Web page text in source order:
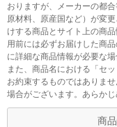
おりますが、メーカーの都
原材料、原産国など）が変
けする商品とサイト上の商
用前には必ずお届けした商
に詳細な商品情報が必要な
また、商品名における「セ
お約束するものではありま
場合がございます。あらかじ
商